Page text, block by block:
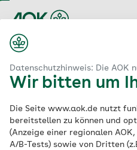
Datenschutzhinweis: Die AOK
Wir bitten um
Die Seite www.aok.de nutzt
bereitstellen zu können und
(Anzeige einer regionalen
A/B-Tests) sowie von Dritten
Hauptinhalt
springen
Übersicht